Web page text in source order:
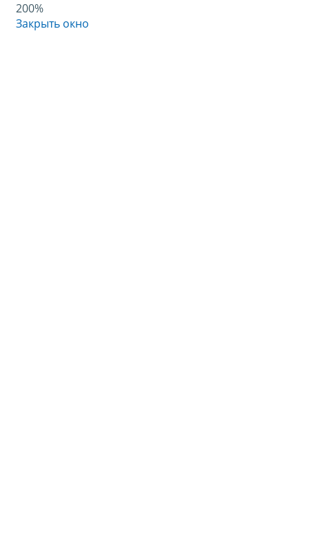
200%
Закрыть окно